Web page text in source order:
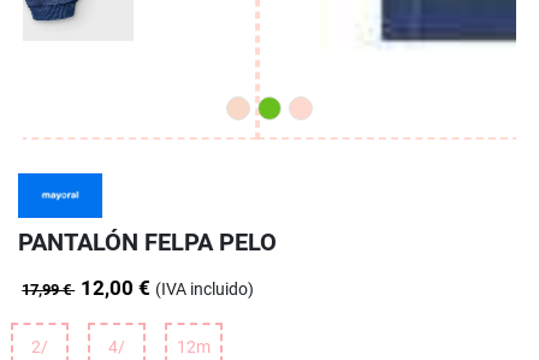
PANTALÓN FELPA PELO
17,99 € 12,00 € (IVA incluido)
2/
4/
12m